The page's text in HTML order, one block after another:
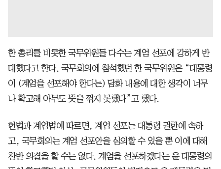
한 총리를 비롯한 국무위원들 다수는 계엄 선포에 강하게 반
대했다고 한다. 국무회의에 참석했던 한 국무위원은 “대통령
이 (계엄을 선포해야 한다는) 담화 내용에 대한 생각이 너무
나 확고해 아무도 뜻을 꺾지 못했다”고 했다.
헌법과 계엄법에 따르면, 계엄 선포는 대통령 권한에 속하
고, 국무회의는 계엄 선포안을 심의할 수 있을 뿐 이에 대해
찬반 의결을 할 수는 없다. 계엄을 선포하겠다는 윤 대통령의